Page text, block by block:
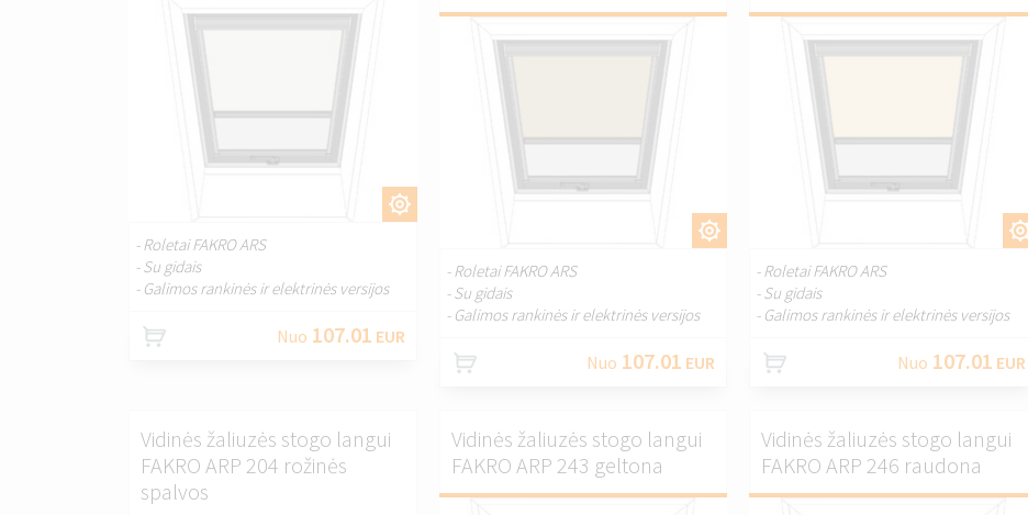
- Roletai FAKRO ARS
- Su gidais
- Galimos rankinės ir elektrinės versijos
Nuo 107.01 EUR
- Roletai FAKRO ARS
- Su gidais
- Galimos rankinės ir elektrinės versijos
Nuo 107.01 EUR
- Roletai FAKRO ARS
- Su gidais
- Galimos rankinės ir elektrinės versijos
Nuo 107.01 EUR
Vidinės žaliuzės stogo langui
FAKRO ARP 204 rožinės
spalvos
Vidinės žaliuzės stogo langui
FAKRO ARP 243 geltona
Vidinės žaliuzės stogo langui
FAKRO ARP 246 raudona